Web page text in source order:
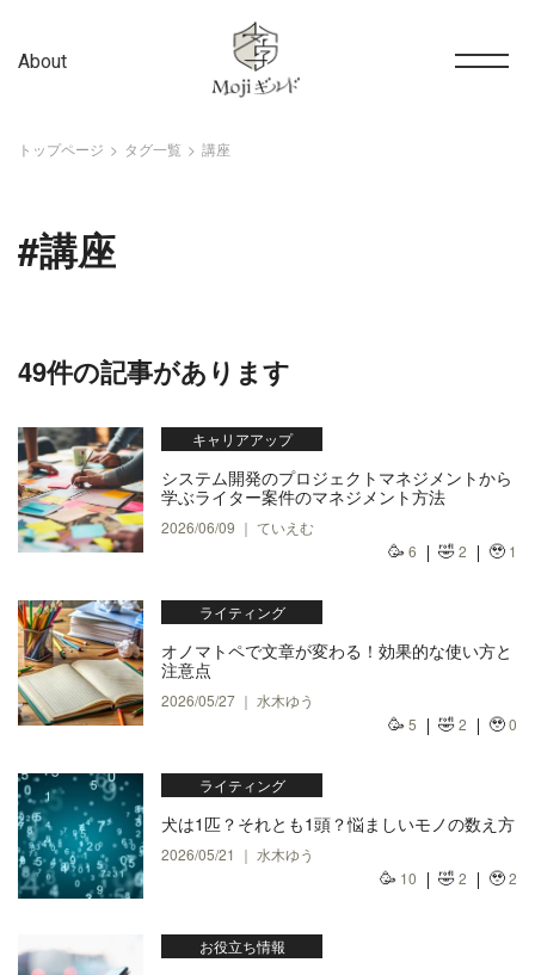
About
トップページ タグ一覧 講座
#講座
49件の記事があります
キャリアアップ
システム開発のプロジェクトマネジメントから
学ぶライター案件のマネジメント方法
2026/06/09 ｜ ていえむ
🥳 6 🤣2 🥹 1
ライティング
オノマトペで文章が変わる！効果的な使い方と
注意点
2026/05/27 ｜ 水木ゆう
🥳 5 🤣2 🥹0
ライティング
犬は1匹？それとも1頭？悩ましいモノの数え方
2026/05/21 ｜ 水木ゆう
🥳 10 🤣2 🥹2
お役立ち情報